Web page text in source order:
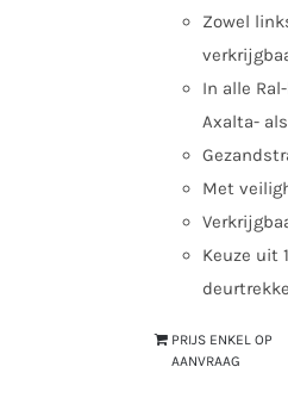
Zowel
In alle
Axalta-
Met
Keuze uit
PRIJS ENKEL OP
AANVRAAG